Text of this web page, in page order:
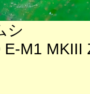
シ
M1 MKIII